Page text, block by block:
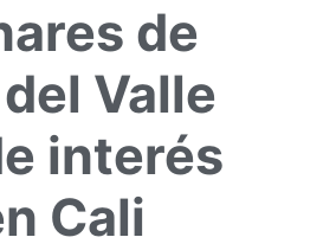
de
Valle
interés
Cali